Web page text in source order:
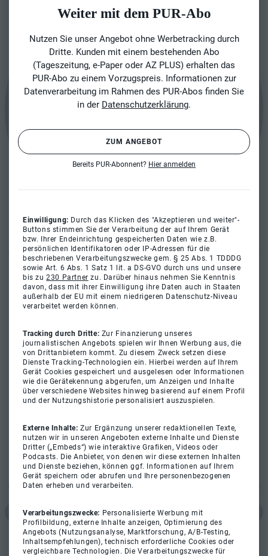
Weiter mit dem PUR-Abo
Nutzen Sie unser Angebot ohne Werbetracking durch
Dritte. Kunden mit einem bestehenden Abo
(Tageszeitung, e-Paper oder AZ PLUS) erhalten das
PUR-Abo zu einem Vorzugspreis. Informationen zur
Datenverarbeitung im Rahmen des PUR-Abos finden Sie
in der Datenschutzerklärung.
ZUM ANGEBOT
Bereits PUR-Abonnent? Hier anmelden
Einwilligung: Durch das Klicken des "Akzeptieren und weiter"-
Buttons stimmen Sie der Verarbeitung der auf Ihrem Gerät
bzw. Ihrer Endeinrichtung gespeicherten Daten wie z.B.
persönlichen Identifikatoren oder IP-Adressen für die
beschriebenen Verarbeitungszwecke gem. § 25 Abs. 1 TDDDG
sowie Art. 6 Abs. 1 Satz 1 lit. a DS-GVO durch uns und unsere
bis zu230 Partner zu. Darüber hinaus nehmen Sie Kenntnis
davon, dass mit ihrer Einwilligung ihre Daten auch in Staaten
außerhalb der EU mit einem niedrigeren Datenschutz-Niveau
verarbeitet werden können.
Tracking durch Dritte: Zur Finanzierung unseres
journalistischen Angebots spielen wir Ihnen Werbung aus, die
von Drittanbietern kommt. Zu diesem Zweck setzen diese
Dienste Tracking-Technologien ein. Hierbei werden auf Ihrem
Gerät Cookies gespeichert und ausgelesen oder Informationen
wie die Gerätekennung abgerufen, um Anzeigen und Inhalte
über verschiedene Websites hinweg basierend auf einem Profil
und der Nutzungshistorie personalisiert auszuspielen.
Externe Inhalte:Zur Ergänzung unserer redaktionellen Texte,
nutzen wir in unseren Angeboten externe Inhalte und Dienste
Dritter („Embeds“) wie interaktive Grafiken, Videos oder
Podcasts. Die Anbieter, von denen wir diese externen Inhalten
und Dienste beziehen, können ggf. Informationen auf Ihrem
Gerät speichern oder abrufen und Ihre personenbezogenen
Daten erheben und verarbeiten.
Verarbeitungszwecke: Personalisierte Werbung mit
Profilbildung, externe Inhalte anzeigen, Optimierung des
Angebots (Nutzungsanalyse, Marktforschung, A/B-Testing,
Inhaltsempfehlungen), technisch erforderliche Cookies oder
vergleichbare Technologien. Die Verarbeitungszwecke für